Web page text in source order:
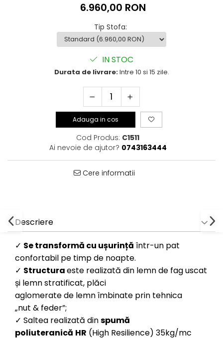
6.960,00 RON
Tip Stofa:
IN STOC
Durata de livrare:Intre 10 si 15 zile.
Adauga in cos
Cod Produs: C1511
Ai nevoie de ajutor? 0743163444
Cere informatii
Descriere
✓ Se transformă cu ușurință într-un pat
confortabil pe timp de noapte.
✓ Structuraeste realizată din lemn de fag uscat
și lemn stratificat, plăci
aglomerate de lemn îmbinate prin tehnica
„nut & feder”;
✓ Saltea realizată dinspumă
poliuteranică HR (High Resilience) 35kg/mc